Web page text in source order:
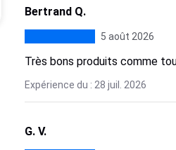
Bertrand Q.
5 août 2026
Très bons produits comme
Expérience du : 28 juil. 2026
G. V.